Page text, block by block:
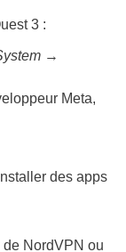
3 :
→
Meta,
des apps
NordVPN ou